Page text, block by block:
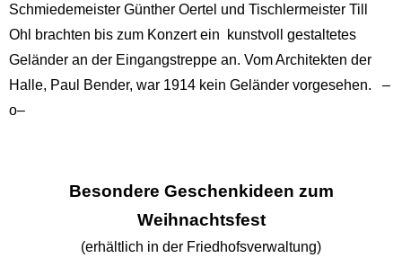
Schmiedemeister Günther Oertel und Tischlermeister Till
Ohl brachten bis zum Konzert ein kunstvoll gestaltetes
Geländer an der Eingangstreppe an. Vom Architekten der
Halle, Paul Bender, war 1914 kein Geländer vorgesehen. –
o–
Besondere Geschenkideen zum
Weihnachtsfest
(erhältlich in der Friedhofsverwaltung)